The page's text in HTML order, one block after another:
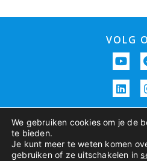
VOLG
We gebruiken cookies om je de
te bieden.
Je kunt meer te weten komen
gebruiken of ze uitschakelen in